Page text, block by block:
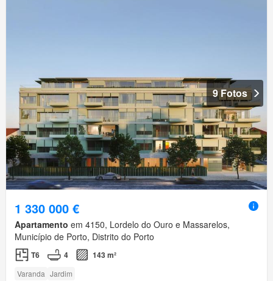
9 Fotos
1 330 000 €
Apartamento em 4150, Lordelo do Ouro e Massarelos,
Município de Porto, Distrito do Porto
T6 4 143 m²
Varanda Jardim